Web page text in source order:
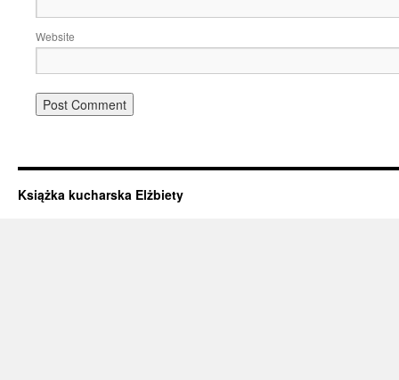
Website
Książka kucharska Elżbiety